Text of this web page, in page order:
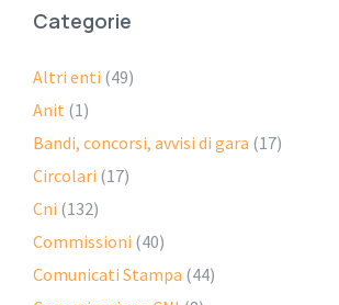
Categorie
Altri enti (49)
Anit (1)
Bandi, concorsi, avvisi di gara (17)
Circolari (17)
Cni (132)
Commissioni (40)
Comunicati Stampa (44)